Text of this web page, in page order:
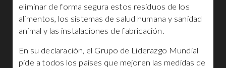
eliminar de forma segura estos residuos de los
alimentos, los sistemas de salud humana y sanidad
animal y las instalaciones de fabricación.
En su declaración, el Grupo de Liderazgo Mundial
pide a todos los países que mejoren las medidas de